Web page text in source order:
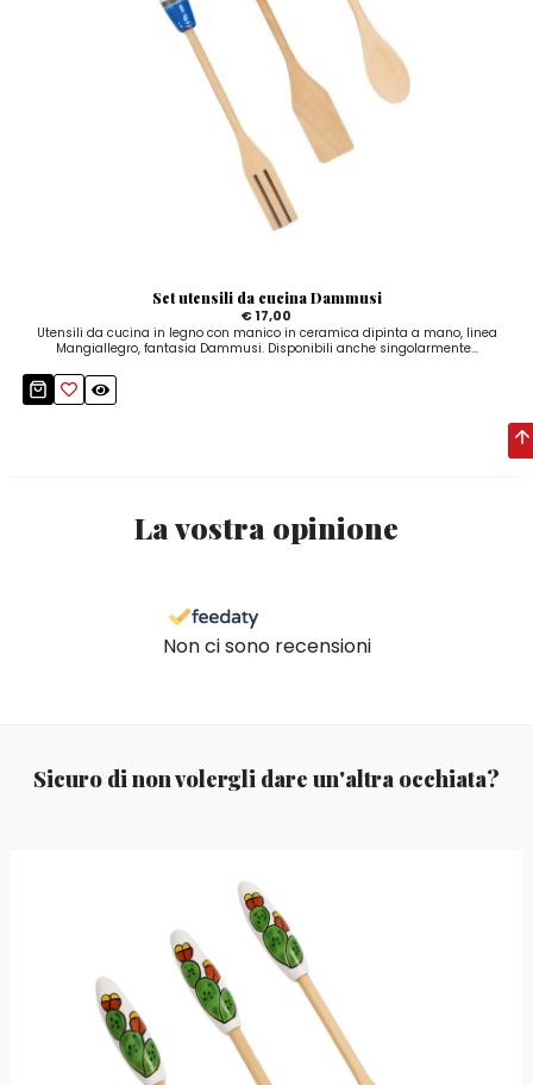
Set utensili da cucina Dammusi
€ 17,00
Utensili da cucina in legno con manico in ceramica dipinta a mano, linea
Mangiallegro, fantasia Dammusi. Disponibili anche singolarmente...
La vostra opinione
Non ci sono recensioni
Sicuro di non volergli dare un'altra occhiata?